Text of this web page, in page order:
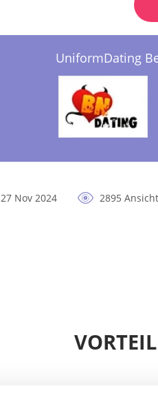
UniformDating
27 Nov 2024 2895